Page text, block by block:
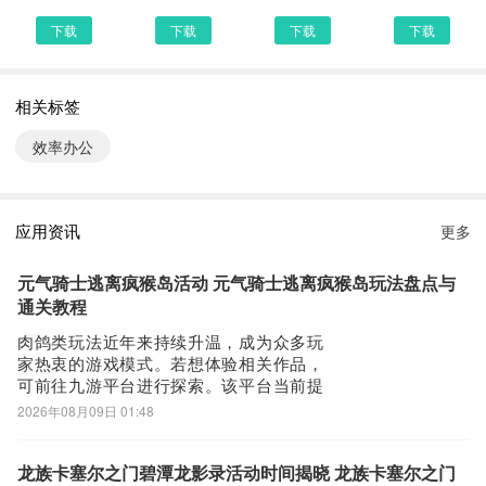
或直接访问官网 https://17pdf.com/
下载PDF Reader到手机上面的方法有很多。 安卓系统的手机可以在
端用手机扫描PDF Reader下载的二维码获取下载链接！有手机端直
第一步：
首先，我们手机里要有一个浏览器，小编比较喜欢用UC浏览器，当
然可以用手机都是自带网页浏览器的，我这边使用的是华为手机下载
最新PDF Reader
第二步：
打开UC浏览器或者自带浏览器，我们在地址栏上直接输入最新PDF
Reader下载安装或者最新PDF ReaderAPP下载。然后点击搜索，我
信息下载网站，当然推荐大家选择PP助手、豌豆荚这类比较知名的
下载 下载 下载 下载
相关标签
效率办公
应用资讯 更多
元气骑士逃离疯猴岛活动 元气骑士逃离疯猴岛玩法盘点与
通关教程
肉鸽类玩法近年来持续升温，成为众多玩
家热衷的游戏模式。若想体验相关作品，
可前往九游平台进行探索。该平台当前提
供丰厚的手游福利，且为阿里巴巴灵犀旗
士》全新赛季活动“逃离疯猴岛”已正式公
2026年08月09日 01:48
龙族卡塞尔之门碧潭龙影录活动时间揭晓 龙族卡塞尔之门